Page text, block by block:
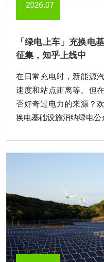
2026.07
「绿电上车」充换电
征集，知乎上线中
在日常充电时，新能源
速度和站点距离等。但
否好奇过电力的来源？
换电基础设施消纳绿电公